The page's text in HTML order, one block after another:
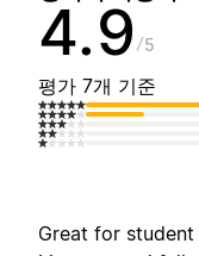
4.9 5
평가 7개 기준
Great for student